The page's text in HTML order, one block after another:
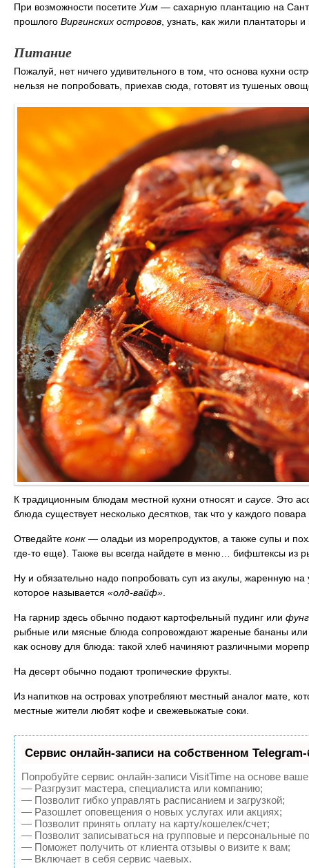
При возможности посетите Уим ― сахарную плантацию на
прошлого Виргинских островов , узнать, как жили плантаторы
Питание
Пожалуй, нет ничего удивительного в том, что основа кухни
нельзя не попробовать, приехав сюда, готовят из тушеных
К традиционным блюдам местной кухни относят и саусе . Это
блюда существует несколько десятков, так что у каждого
Отведайте конк — оладьи из морепродуктов, а также супы и
где-то еще). Также вы всегда найдете в меню… бифштексы из
Ну и обязательно надо попробовать суп из акулы, жаренную
которое называется «олд-вайф»
На гарнир здесь обычно подают картофельный пудинг или
рыбные или мясные блюда сопровождают жареные бананы
как основу для блюда: такой хлеб начиняют различными
На десерт обычно подают тропические фрукты.
Из напитков на островах употребляют местный аналог мате,
местные жители любят кофе и свежевыжатые соки.
Сервис онлайн-записи на собственном Telegram-
Попробуйте сервис онлайн-записи VisitTime на основе
— Разгрузит мастера, специалиста или компанию;
— Позволит гибко управлять расписанием и загрузкой;
— Разошлет оповещения о новых услугах или акциях;
— Позволит принять оплату на карту/кошелек/счет;
— Позволит записываться на групповые и персональные
— Поможет получить от клиента отзывы о визите к вам;
— Включает в себя сервис чаевых.